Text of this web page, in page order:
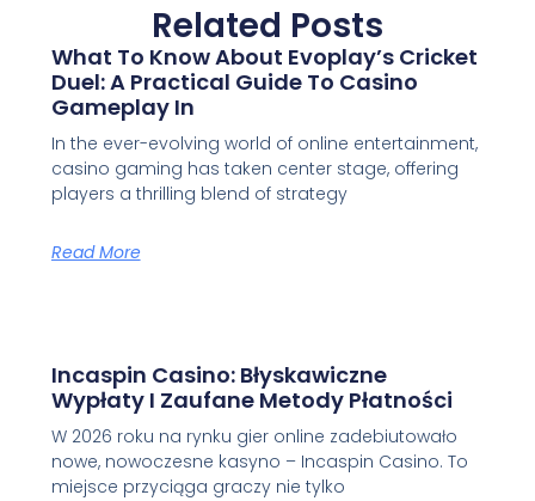
Related Posts
What To Know About Evoplay’s Cricket
Duel: A Practical Guide To Casino
Gameplay In
In the ever-evolving world of online entertainment,
casino gaming has taken center stage, offering
players a thrilling blend of strategy
Read More
Incaspin Casino: Błyskawiczne
Wypłaty I Zaufane Metody Płatności
W 2026 roku na rynku gier online zadebiutowało
nowe, nowoczesne kasyno – Incaspin Casino. To
miejsce przyciąga graczy nie tylko